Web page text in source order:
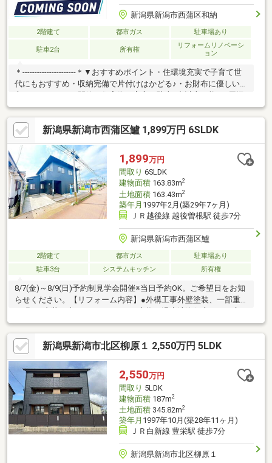
新潟県新潟市西蒲区和納
2階建て 都市ガス 駐車場あり
駐車2台 所有権
リフォームリノベーシ
ョン
＊----------------------＊▼おすすめポイント・住環境充実で子育て世
代にもおすすめ・収納完備で片付けはかどる♪・お財布に優しい都
環境・和納小学校（約1000ｍ）・岩室中学校（約1900ｍ）・新潟
市立和納保育園（約800ｍ）・ローソン新潟下和納店（約2900
ｍ）＊---------------------＊▼本日ご見学可能「今から見たい！」「お
一人でも安心」お気軽にお問い合わせ♪住宅ローンのご相談も随時
お任せください！
新潟県新潟市西蒲区鱸 1,899万円 6SLDK
1,899万円
間取り 6SLDK
建物面積163.83m2
土地面積163.43m2
築年月 1997年2月(築29年7ヶ月)
ＪＲ越後線 越後曽根駅 徒歩7分
新潟県新潟市西蒲区鱸
2階建て 都市ガス
駐車場あり
駐車3台
システムキッチン 所有権
8/7(金)～8/9(日)予約制見学会開催※当日予約OK。ご希望日をお知
らせください。【リフォーム内容】●外構工事外壁塗装、一部重
換、洗面化粧台交換、クロス張替え、給湯器交換、火災警報器設
置、照明LED交換【おすすめポイント】・本物件は条件により住
宅ローン減税が適用されます。・雨漏り、構造上主要な部分の欠
陥や・腐食、給排水管の故障や漏水についてお引渡しより２年間
保証・シロアリ防除工事施工後5年間保証・お客様に合わせたロー
ンの組み方や金融機関をご提案。住宅ローンが初めての方でもお
気軽
新潟県新潟市北区柳原１ 2,550万円 5LDK
2,550万円
間取り 5LDK
建物面積187m2
土地面積345.82m2
築年月 1997年10月(築28年11ヶ月)
ＪＲ白新線 豊栄駅 徒歩7分
新潟県新潟市北区柳原１